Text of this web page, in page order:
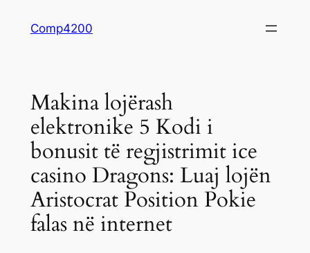
Comp4200
Makina lojërash
elektronike 5 Kodi i
bonusit të regjistrimit ice
casino Dragons: Luaj lojën
Aristocrat Position Pokie
falas në internet